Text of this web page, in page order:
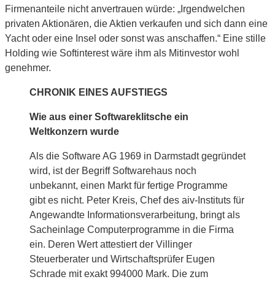
Firmenanteile nicht anvertrauen würde: „Irgendwelchen
privaten Aktionären, die Aktien verkaufen und sich dann eine
Yacht oder eine Insel oder sonst was anschaffen.“ Eine stille
Holding wie Softinterest wäre ihm als Mitinvestor wohl
genehmer.
CHRONIK EINES AUFSTIEGS
Wie aus einer Softwareklitsche ein
Weltkonzern wurde
Als die Software AG 1969 in Darmstadt gegründet
wird, ist der Begriff Softwarehaus noch
unbekannt, einen Markt für fertige Programme
gibt es nicht. Peter Kreis, Chef des aiv-Instituts für
Angewandte Informationsverarbeitung, bringt als
Sacheinlage Computerprogramme in die Firma
ein. Deren Wert attestiert der Villinger
Steuerberater und Wirtschaftsprüfer Eugen
Schrade mit exakt 994000 Mark. Die zum